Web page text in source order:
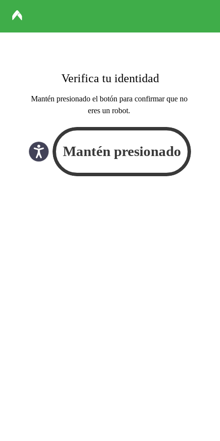
Verifica tu identidad
Mantén presionado el botón para confirmar que no
eres un robot.